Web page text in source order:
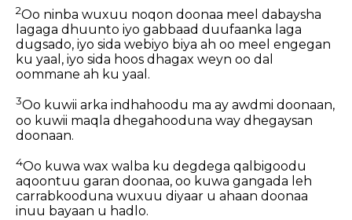
2Oo ninba wuxuu noqon doonaa meel dabaysha
lagaga dhuunto iyo gabbaad duufaanka laga
dugsado, iyo sida webiyo biya ah oo meel engegan
ku yaal, iyo sida hoos dhagax weyn oo dal
oommane ah ku yaal.
3Oo kuwii arka indhahoodu ma ay awdmi doonaan,
oo kuwii maqla dhegahooduna way dhegaysan
doonaan.
4Oo kuwa wax walba ku degdega qalbigoodu
aqoontuu garan doonaa, oo kuwa gangada leh
carrabkooduna wuxuu diyaar u ahaan doonaa
inuu bayaan u hadlo.